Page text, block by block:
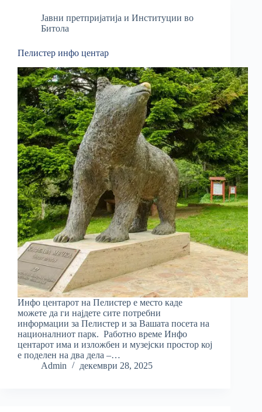
Јавни претпријатија и Институции во
Битола
Пелистер инфо центар
Инфо центарот на Пелистер е место каде
можете да ги најдете сите потребни
информации за Пелистер и за Вашата посета на
националниот парк. Работно време Инфо
центарот има и изложбен и музејски простор кој
е поделен на два дела –…
Admin
декември 28, 2025